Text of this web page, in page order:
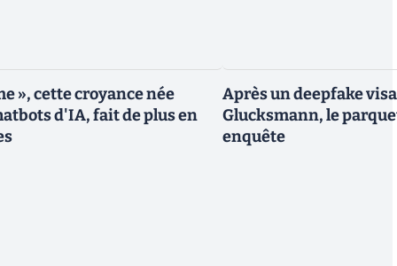
», cette croyance née
d'IA, fait de plus en
Après un deepfake
Glucksmann, le
enquête